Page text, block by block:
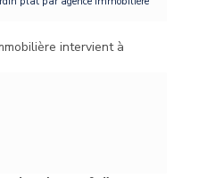
intervient à